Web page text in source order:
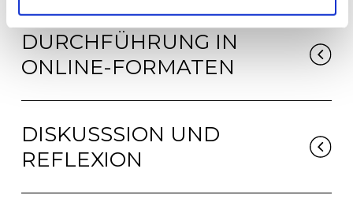
DURCHFÜHRUNG IN
ONLINE-FORMATEN
DISKUSSSION UND
REFLEXION